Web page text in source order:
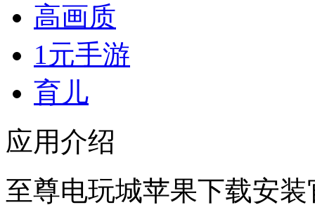
高画质
1元手游
育儿
应用介绍
至尊电玩城苹果下载安